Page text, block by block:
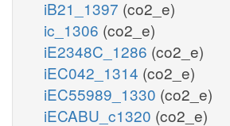
iB21_1397 (co2_e)
ic_1306 (co2_e)
iE2348C_1286 (co2_e)
iEC042_1314 (co2_e)
iEC55989_1330 (co2_e)
iECABU_c1320 (co2_e)